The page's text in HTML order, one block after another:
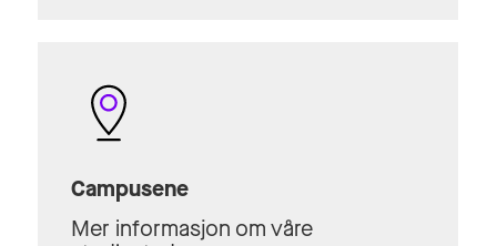
Campusene
Mer informasjon om våre